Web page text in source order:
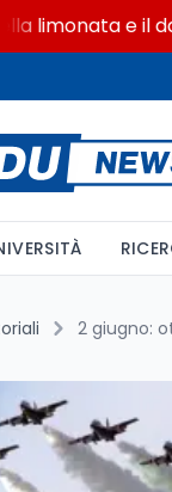
limonata e il